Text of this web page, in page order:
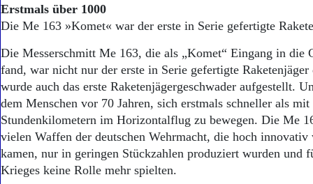
Panorama
Leben
Geschichte
Ostpreußen
Pommern
Berlin-Brandenburg
Schlesien
Danzig und Westpreußen
Bücher
Erstmals über 1000
Die Me 163 »Komet« war der erste in Serie gefertigte
Die Messerschmitt Me 163, die als „Komet“ Eingang in die
fand, war nicht nur der erste in Serie gefertigte
wurde auch das erste Raketenjägergeschwader aufgestellt.
dem Menschen vor 70 Jahren, sich erstmals schneller als mit
Stundenkilometern im Horizontalflug zu bewegen. Die Me
vielen Waffen der deutschen Wehrmacht, die hoch innovativ
kamen, nur in geringen Stückzahlen produziert wurden und
Krieges keine Rolle mehr spielten.